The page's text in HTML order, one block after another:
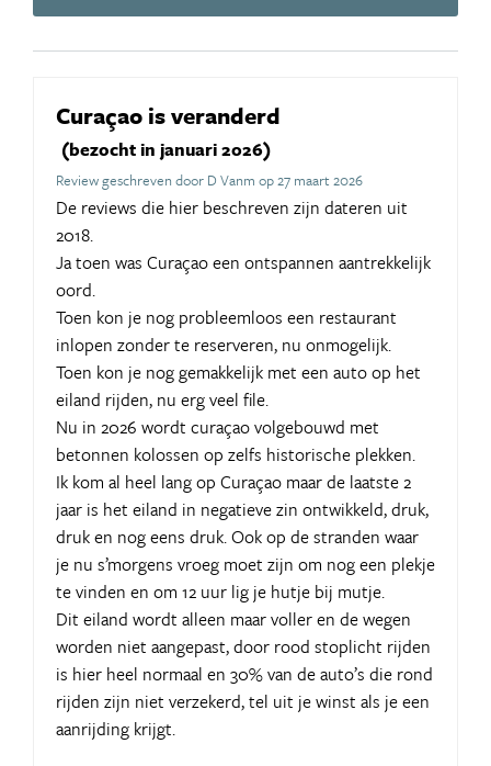
Curaçao is veranderd
(bezocht in januari 2026)
Review geschreven door D Vanm op 27 maart 2026
De reviews die hier beschreven zijn dateren uit
2018.
Ja toen was Curaçao een ontspannen aantrekkelijk
oord.
Toen kon je nog probleemloos een restaurant
inlopen zonder te reserveren, nu onmogelijk.
Toen kon je nog gemakkelijk met een auto op het
eiland rijden, nu erg veel file.
Nu in 2026 wordt curaçao volgebouwd met
betonnen kolossen op zelfs historische plekken.
Ik kom al heel lang op Curaçao maar de laatste 2
jaar is het eiland in negatieve zin ontwikkeld, druk,
druk en nog eens druk. Ook op de stranden waar
je nu s’morgens vroeg moet zijn om nog een plekje
te vinden en om 12 uur lig je hutje bij mutje.
Dit eiland wordt alleen maar voller en de wegen
worden niet aangepast, door rood stoplicht rijden
is hier heel normaal en 30% van de auto’s die rond
rijden zijn niet verzekerd, tel uit je winst als je een
aanrijding krijgt.